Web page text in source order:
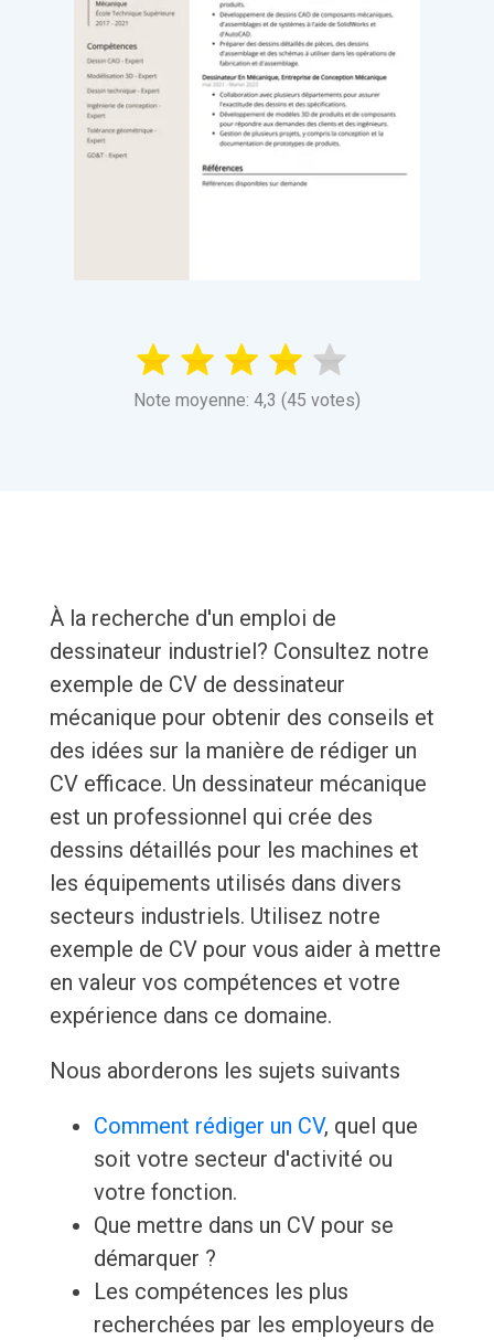
Note moyenne: 4,3 (45 votes)
À la recherche d'un emploi de
dessinateur industriel? Consultez notre
exemple de CV de dessinateur
mécanique pour obtenir des conseils et
des idées sur la manière de rédiger un
CV efficace. Un dessinateur mécanique
est un professionnel qui crée des
dessins détaillés pour les machines et
les équipements utilisés dans divers
secteurs industriels. Utilisez notre
exemple de CV pour vous aider à mettre
en valeur vos compétences et votre
expérience dans ce domaine.
Nous aborderons les sujets suivants
Comment rédiger un CV, quel que
soit votre secteur d'activité ou
votre fonction.
Que mettre dans un CV pour se
démarquer ?
Les compétences les plus
recherchées par les employeurs de